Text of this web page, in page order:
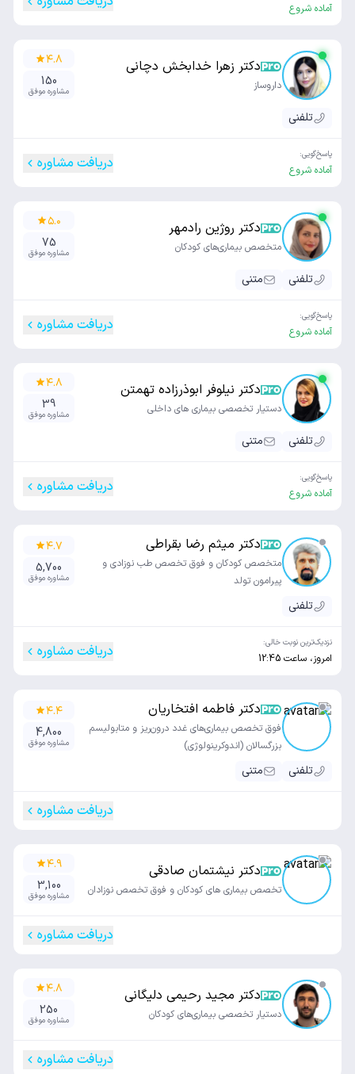
آماده شروع
دکتر زهرا خدابخش دچانی
داروساز
۴.۸
150
مشاوره موفق
تلفنی
پاسخ‌گویی:
آماده شروع دریافت مشاوره
دکتر روژین رادمهر
متخصص بیماری‌های کودکان
۵.۰
75
مشاوره موفق
تلفنی متنی
پاسخ‌گویی:
آماده شروع دریافت مشاوره
دکتر نیلوفر ابوذرزاده تهمتن
دستیار تخصصی بیماری های داخلی
۴.۸
39
مشاوره موفق
تلفنی متنی
پاسخ‌گویی:
آماده شروع دریافت مشاوره
دکتر میثم رضا بقراطی
متخصص کودکان و فوق تخصص طب نوزادی و
پیرامون تولد
۴.۷
5,700
مشاوره موفق
تلفنی
نزدیک‌ترین نوبت خالی:
امروز، ساعت 12:45 دریافت مشاوره
دکتر فاطمه افتخاریان
فوق تخصص بیماری‌های غدد درون‌ریز و متابولیسم
بزرگسالان (اندوکرینولوژی)
۴.۴
4,800
مشاوره موفق
تلفنی متنی
دریافت مشاوره
دکتر نیشتمان صادقی
تخصص بیماری های کودکان و فوق تخصص نوزادان
۴.۹
3,100
مشاوره موفق
دریافت مشاوره
دکتر مجید رحیمی دلیگانی
دستیار تخصصی بیماری‌های کودکان
۴.۸
250
مشاوره موفق
دریافت مشاوره